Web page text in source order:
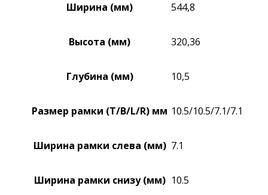
Ширина (мм)
544,8
Высота (мм) 320,36
Глубина (мм) 10,5
Размер рамки (T/B/L/R) мм 10.5/10.5/7.1/7.1
Ширина рамки слева (мм) 7.1
Ширина рамки снизу (мм) 10.5